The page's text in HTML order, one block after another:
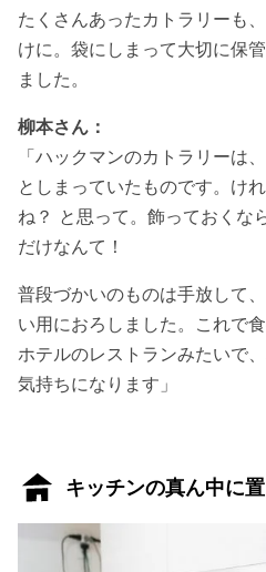
たくさんあったカトラリーも
けに。袋にしまって大切に保
ました。
柳本さん：
「ハックマンのカトラリーは
としまっていたものです。け
ね？ と思って。飾っておくな
だけなんて！
普段づかいのものは手放して
い用におろしました。これで
ホテルのレストランみたいで
気持ちになります」
キッチンの真ん中に